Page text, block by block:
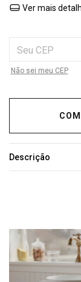
Ver mais
Não sei meu CEP
Descrição